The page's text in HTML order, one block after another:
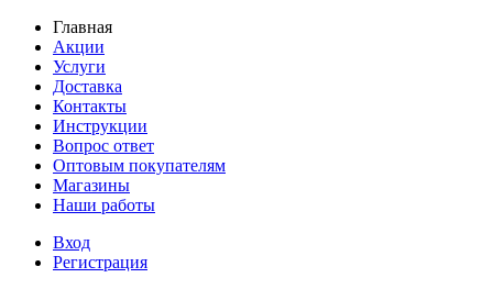
Главная
Акции
Услуги
Доставка
Контакты
Инструкции
Вопрос ответ
Оптовым покупателям
Магазины
Наши работы
Вход
Регистрация